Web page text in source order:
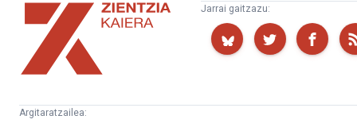
Zientzia
Kaiera
Jarrai gaitzazu:
Argitaratzailea: